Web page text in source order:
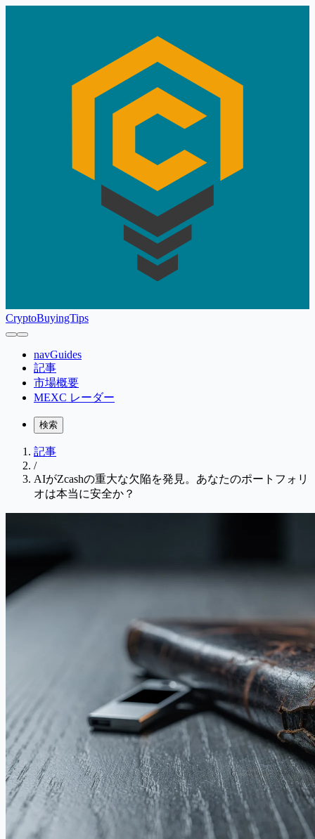
CryptoBuyingTips
navGuides
記事
市場概要
MEXC レーダー
検索
記事
/
AIがZcashの重大な欠陥を発見。あなたのポートフォリ
オは本当に安全か？